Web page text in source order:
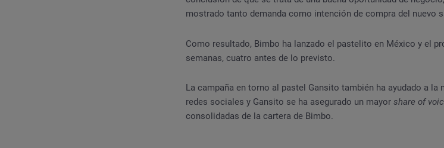
mostrado tanto demanda como intención de compra del nuevo
Como resultado, Bimbo ha lanzado el pastelito en México y el
semanas, cuatro antes de lo previsto.
La campaña en torno al pastel Gansito también ha ayudado a la
redes sociales y Gansito se ha asegurado un mayor share of
consolidadas de la cartera de Bimbo.